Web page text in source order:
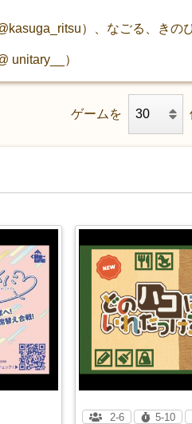
）、なごる、きの
unitary__）
ゲームを
2-6 5-10